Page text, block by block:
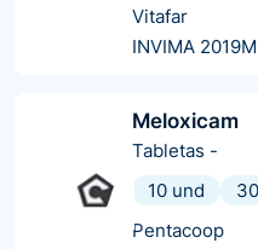
Vitafar
INVIMA
Meloxicam
Tabletas -
10 und
Pentacoop